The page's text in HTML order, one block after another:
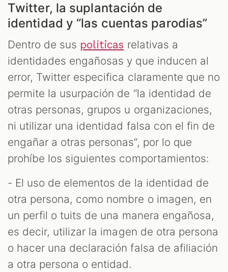
Twitter, la suplantación de
identidad y “las cuentas parodias”
Dentro de sus políticas relativas a
identidades engañosas y que inducen al
error, Twitter especifica claramente que no
permite la usurpación de “la identidad de
otras personas, grupos u organizaciones,
ni utilizar una identidad falsa con el fin de
engañar a otras personas”, por lo que
prohíbe los siguientes comportamientos:
- El uso de elementos de la identidad de
otra persona, como nombre o imagen, en
un perfil o tuits de una manera engañosa,
es decir, utilizar la imagen de otra persona
o hacer una declaración falsa de afiliación
a otra persona o entidad.